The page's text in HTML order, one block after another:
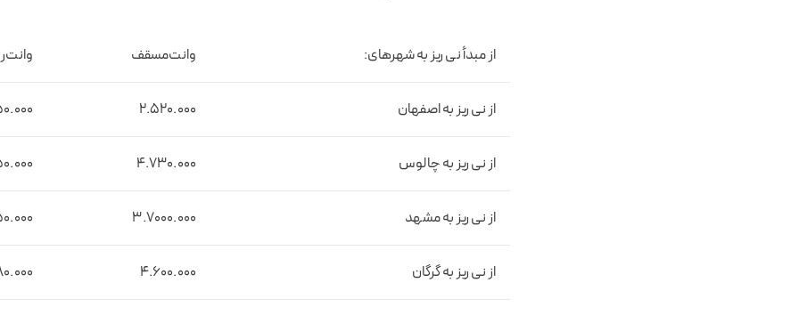
از مبدأ نی ریز به شهرهای: وانت‌مسقف
از نی ریز به اصفهان ۲.۵۲0.000
از نی ریز به چالوس ۴.۷۳0.000
از نی ریز به مشهد ۳.۷۰00.000
از نی ریز به گرگان ۴.۶۰0.000